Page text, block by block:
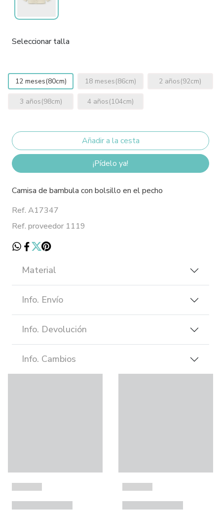
Seleccionar talla
12 meses(80cm) 18 meses(86cm) 2 años(92cm)
3 años(98cm) 4 años(104cm)
¡Pídelo ya!
Camisa de bambula con bolsillo en el pecho
Ref. A17347
Ref. proveedor 1119
Material
Info. Envío
Info. Devolución
Info. Cambios